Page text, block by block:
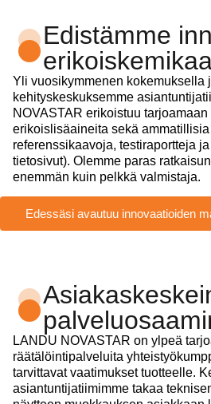
Edistämme
Yli vuosikymmenen kokemuksella
kehityskeskuksemme
NOVASTAR erikoistuu
erikoislisäaineita sekä
referenssikaavoja, testiraportteja
tietosivut). Olemme paras
enemmän kuin pelkkä valmistaja.
Edessäsi avautuu innovaatioiden
LANDU NOVASTAR on ylpeä
räätälöintipalveluita
tarvittavat vaatimukset tuotteelle.
asiantuntijatiimimme takaa